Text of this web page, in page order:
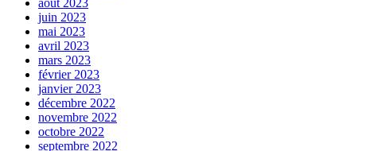
août 2023
juin 2023
mai 2023
avril 2023
mars 2023
février 2023
janvier 2023
décembre 2022
novembre 2022
octobre 2022
septembre 2022